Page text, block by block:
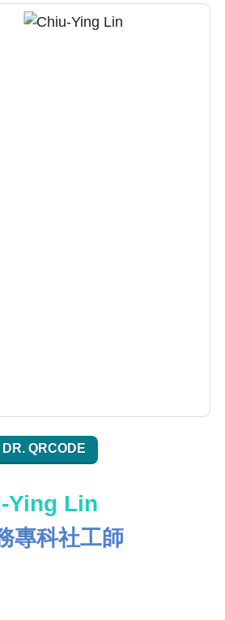
DR. QRCODE
Ying Lin
專科社工師